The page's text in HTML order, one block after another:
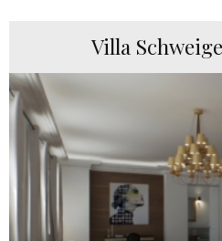
Villa